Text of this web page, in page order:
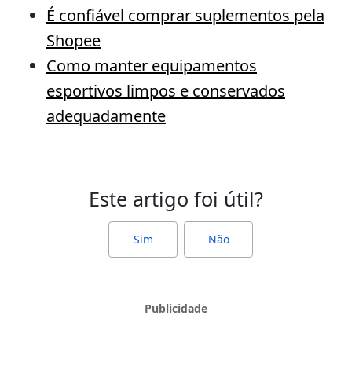
É confiável comprar suplementos pela
Shopee
Como manter equipamentos
esportivos limpos e conservados
adequadamente
Este artigo foi útil?
Sim Não